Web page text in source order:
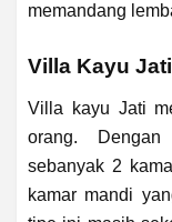
memandang
Villa Kayu Jati
Villa kayu Jati
orang.
sebanyak 2
kamar mandi